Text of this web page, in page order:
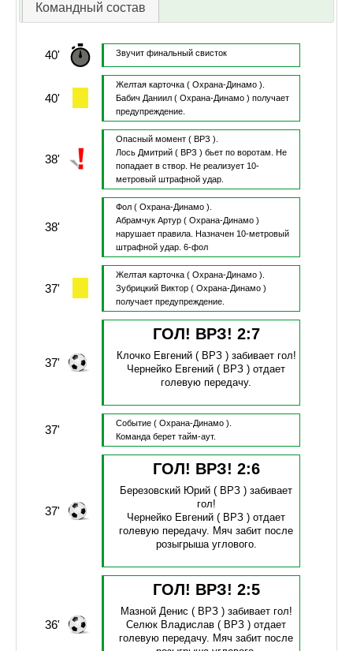
Командный состав
40' Звучит финальный свисток
40'
Желтая карточка ( Охрана-Динамо ).
Бабич Даниил( Охрана-Динамо ) получает
предупреждение.
38'
Опасный момент ( ВРЗ ).
Лось Дмитрий( ВРЗ ) бьет по воротам.
Не
попадает в створ.
Не реализует 10-
метровый штрафной удар.
38'
Фол ( Охрана-Динамо ).
Абрамчук Артур( Охрана-Динамо )
нарушает правила.
Назначен 10-метровый
штрафной удар. 6-фол
37'
Желтая карточка ( Охрана-Динамо ).
Зубрицкий Виктор( Охрана-Динамо )
получает предупреждение.
37'
ГОЛ! ВРЗ! 2:7
Клочко Евгений( ВРЗ ) забивает гол!
Чернейко Евгений ( ВРЗ )отдает
голевую передачу.
37' Событие ( Охрана-Динамо ).
Команда берет тайм-аут.
37'
ГОЛ! ВРЗ! 2:6
Березовский Юрий ( ВРЗ )забивает
гол!
Чернейко Евгений ( ВРЗ )отдает
голевую передачу. Мяч забит после
розыгрыша углового.
36'
ГОЛ! ВРЗ! 2:5
Мазной Денис ( ВРЗ ) забивает гол!
Селюк Владислав ( ВРЗ )отдает
голевую передачу. Мяч забит после